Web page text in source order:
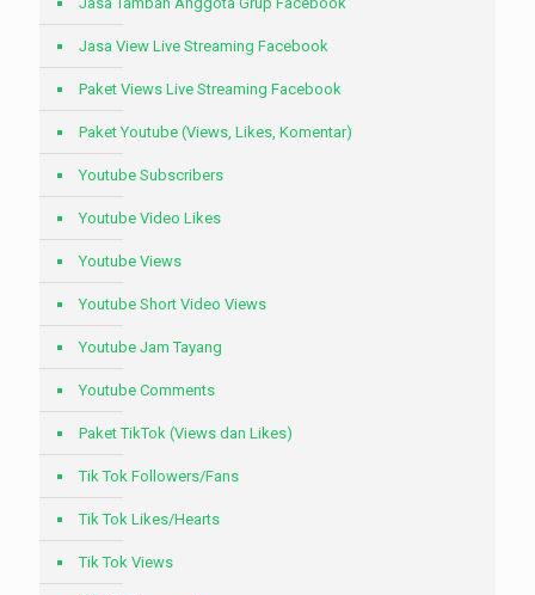
Jasa View Live Streaming Facebook
Paket Views Live Streaming Facebook
Paket Youtube (Views, Likes, Komentar)
Youtube Subscribers
Youtube Video Likes
Youtube Views
Youtube Short Video Views
Youtube Jam Tayang
Youtube Comments
Paket TikTok (Views dan Likes)
Tik Tok Followers/Fans
Tik Tok Likes/Hearts
Tik Tok Views